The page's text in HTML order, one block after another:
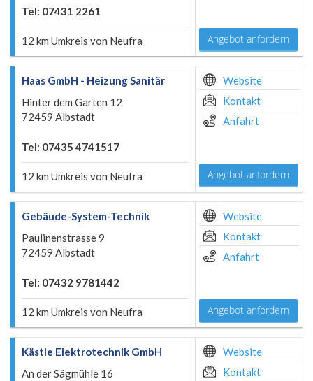
Tel: 07431 2261
12 km Umkreis von Neufra Angebot anfordern
Haas GmbH - Heizung Sanitär
Hinter dem Garten 12
72459 Albstadt
Tel: 07435 4741517
12 km Umkreis von Neufra
Website
Kontakt
Anfahrt
Angebot anfordern
Gebäude-System-Technik
Paulinenstrasse 9
72459 Albstadt
Tel: 07432 9781442
12 km Umkreis von Neufra
Website
Kontakt
Anfahrt
Angebot anfordern
Kästle Elektrotechnik GmbH
An der Sägmühle 16
Website
Kontakt